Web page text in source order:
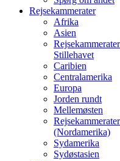
Rejsekammerater
Afrika
Asien
Stillehavet
Caribien
Centralamerika
Europa
Jorden rundt
Mellemøsten
(Nordamerika)
Sydamerika
Sydøstasien